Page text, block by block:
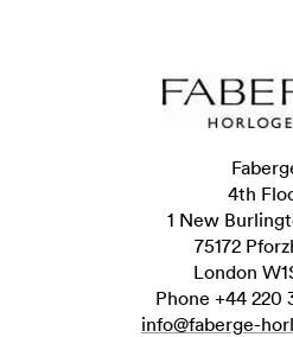
4th
1 New
75172
London
Phone +44 220
info@faberge-